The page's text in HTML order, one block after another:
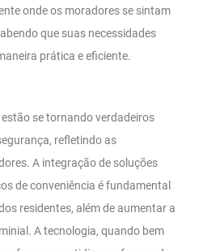
onde os moradores se sintam
que suas necessidades
prática e eficiente.
se tornando verdadeiros
refletindo as
A integração de soluções
de conveniência é fundamental
residentes, além de aumentar a
A tecnologia, quando bem